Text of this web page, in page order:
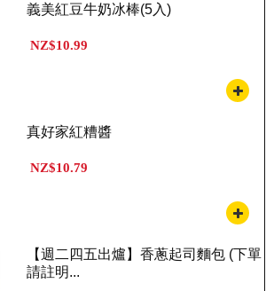
義美紅豆牛奶冰棒(5入)
NZ$10.99
真好家紅糟醬
NZ$10.79
【週二四五出爐】香蔥起司麵包 (下單
請註明...